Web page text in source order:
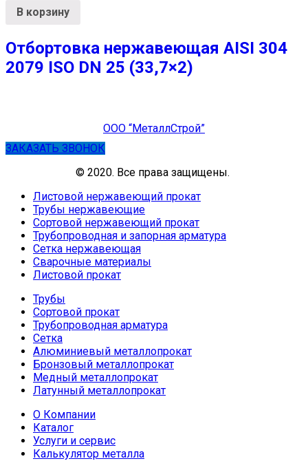
В корзину
Отбортовка нержавеющая AISI 304
2079 ISO DN 25 (33,7×2)
ООО “МеталлСтрой”
ЗАКАЗАТЬ ЗВОНОК
© 2020. Все права защищены.
Листовой нержавеющий прокат
Трубы нержавеющие
Сортовой нержавеющий прокат
Трубопроводная и запорная арматура
Сетка нержавеющая
Сварочные материалы
Листовой прокат
Трубы
Сортовой прокат
Трубопроводная арматура
Сетка
Алюминиевый металлопрокат
Бронзовый металлопрокат
Медный металлопрокат
Латунный металлопрокат
О Компании
Каталог
Услуги и сервис
Калькулятор металла